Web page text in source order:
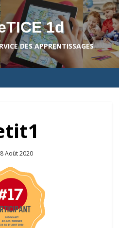
1d
DES APPRENTISSAGES
Août 2020